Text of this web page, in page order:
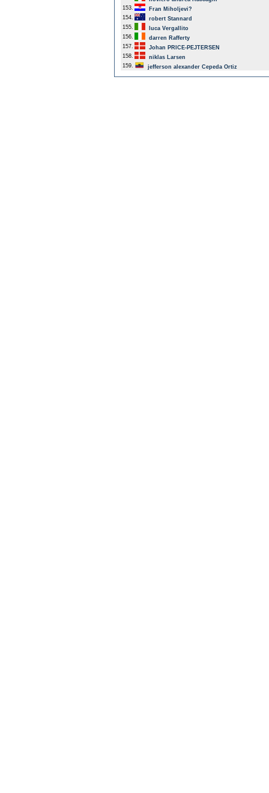
153.
Fran Miholjevi?
154.
robert Stannard
155.
luca Vergallito
156.
darren Rafferty
157.
Johan PRICE-PEJTERSEN
158.
niklas Larsen
159.
jefferson alexander Cepeda Ortiz